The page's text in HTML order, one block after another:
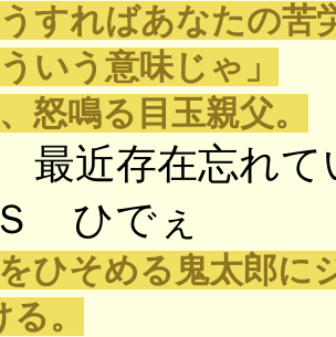
すればあなたの苦
いう意味じゃ」
怒鳴る目玉親父。
最近存在忘れて
ひでぇ
ひそめる鬼太郎に
。